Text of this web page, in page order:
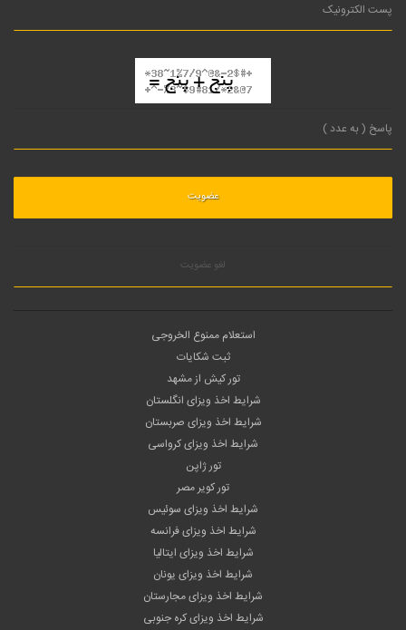
لغو عضویت
استعلام ممنوع الخروجی
ثبت شکایات
تور کیش از مشهد
شرایط اخذ ویزای انگلستان
شرایط اخذ ویزای صربستان
شرایط اخذ ویزای کرواسی
تور ژاپن
تور کویر مصر
شرایط اخذ ویزای سوئیس
شرایط اخذ ویزای فرانسه
شرایط اخذ ویزای ایتالیا
شرایط اخذ ویزای یونان
شرایط اخذ ویزای مجارستان
شرایط اخذ ویزای کره جنوبی